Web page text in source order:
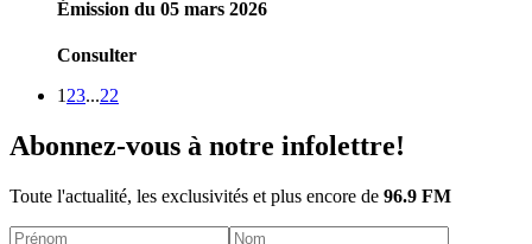
Émission du 05 mars 2026
Consulter
1 23...22
Abonnez-vous à notre infolettre!
Toute l'actualité, les exclusivités et plus encore de 96.9 FM